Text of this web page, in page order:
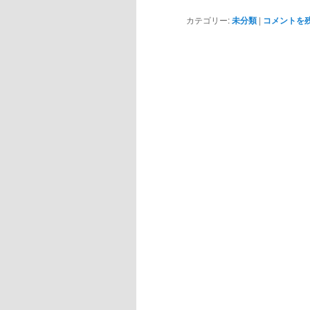
カテゴリー:未分類 | コメントを